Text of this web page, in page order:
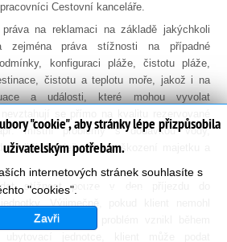
Cestovní kanceláře.
na reklamaci na základě jakýchkoli
zejména práva stížnosti na případné
konfiguraci pláže, čistotu pláže,
čistotu a teplotu moře, jakož i na
a události, které mohou vyvolat
místní problémy s dodávkou vody,
lidí, krádež nebo poškození majetku a
stížnost pouze v den příjezdu do
Výjimečně, pokud klient nemohl
nebo pokud problém vznikl během
"cookie", aby stránky lépe přizpůsobila
uživatelským potřebám.
internetových stránek souhlasíte s
"cookies".
Zavři